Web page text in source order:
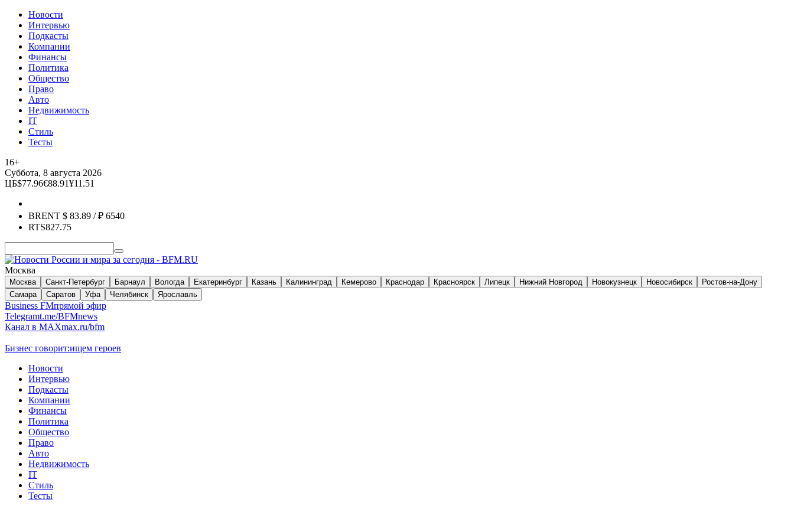
Новости
Интервью
Подкасты
Компании
Финансы
Политика
Общество
Право
Авто
Недвижимость
IT
Стиль
Тесты
16+
Суббота, 8 августа 2026
ЦБ$77.96€88.91¥11.51
BRENT $ 83.89 / ₽ 6540
RTS827.75
Москва
Москва Санкт-Петербург Барнаул Вологда Екатеринбург Казань Калининград Кемерово Краснодар Красноярск Липецк Нижний Новгород Новокузнецк Новосибирск
Ростов-на-Дону
Самара
Саратов Уфа Челябинск Ярославль
Business FMпрямой эфир
Telegramt.me/BFMnews
Канал в MAXmax.ru/bfm
Бизнес говорит:ищем героев
Новости
Интервью
Подкасты
Компании
Финансы
Политика
Общество
Право
Авто
Недвижимость
IT
Стиль
Тесты